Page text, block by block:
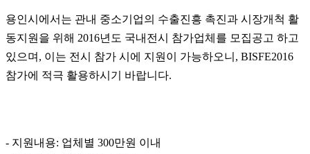
용인시에서는 관내 중소기업의 수출진흥 촉진과 시장개척 활
동지원을 위해 2016년도 국내전시 참가업체를 모집공고 하고
있으며, 이는 전시 참가 시에 지원이 가능하오니, BISFE2016
참가에 적극 활용하시기 바랍니다.
- 지원내용: 업체별 300만원 이내